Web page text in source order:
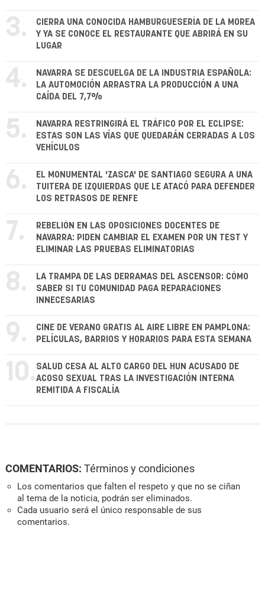
3.
CIERRA UNA CONOCIDA HAMBURGUESERÍA DE LA MOREA
Y YA SE CONOCE EL RESTAURANTE QUE ABRIRÁ EN SU
LUGAR
4.
NAVARRA SE DESCUELGA DE LA INDUSTRIA ESPAÑOLA:
LA AUTOMOCIÓN ARRASTRA LA PRODUCCIÓN A UNA
CAÍDA DEL 7,7%
5.
NAVARRA RESTRINGIRÁ EL TRÁFICO POR EL ECLIPSE:
ESTAS SON LAS VÍAS QUE QUEDARÁN CERRADAS A LOS
VEHÍCULOS
6.
EL MONUMENTAL 'ZASCA' DE SANTIAGO SEGURA A UNA
TUITERA DE IZQUIERDAS QUE LE ATACÓ PARA DEFENDER
LOS RETRASOS DE RENFE
7.
REBELIÓN EN LAS OPOSICIONES DOCENTES DE
NAVARRA: PIDEN CAMBIAR EL EXAMEN POR UN TEST Y
ELIMINAR LAS PRUEBAS ELIMINATORIAS
8.
LA TRAMPA DE LAS DERRAMAS DEL ASCENSOR: CÓMO
SABER SI TU COMUNIDAD PAGA REPARACIONES
INNECESARIAS
9.
CINE DE VERANO GRATIS AL AIRE LIBRE EN PAMPLONA:
PELÍCULAS, BARRIOS Y HORARIOS PARA ESTA SEMANA
10. SALUD CESA AL ALTO CARGO DEL HUN ACUSADO DE
ACOSO SEXUAL TRAS LA INVESTIGACIÓN INTERNA
REMITIDA A FISCALÍA
COMENTARIOS: Términos y condiciones
Los comentarios que falten el respeto y que no se ciñan
al tema de la noticia, podrán ser eliminados.
Cada usuario será el único responsable de sus
comentarios.